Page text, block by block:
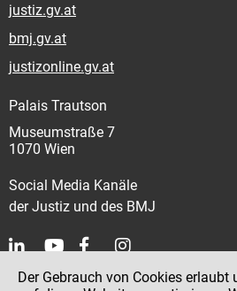
justiz.gv.at
bmj.gv.at
justizonline.gv.at
Palais Trautson
Museumstraße 7
1070 Wien
Social Media Kanäle
der Justiz und des BMJ
Kontakt
Der Gebrauch von Cookies erlaubt